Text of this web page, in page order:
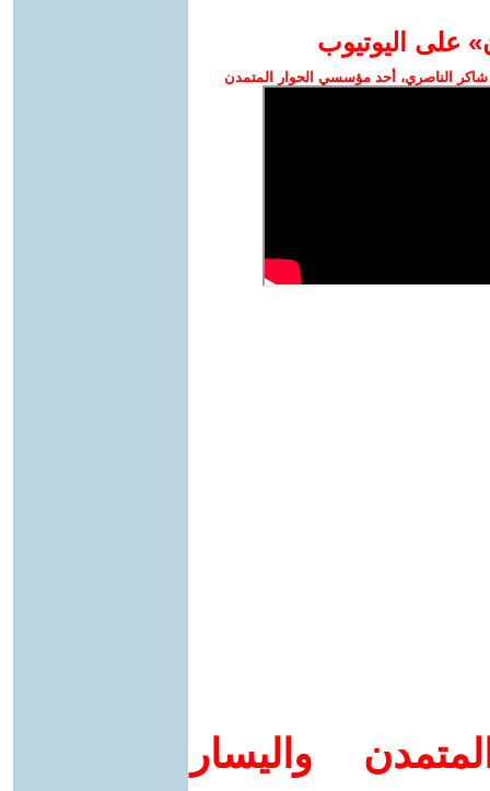
على اليوتيوب
الناصري، أحد مؤسسي الحوار المتمدن
واليسار